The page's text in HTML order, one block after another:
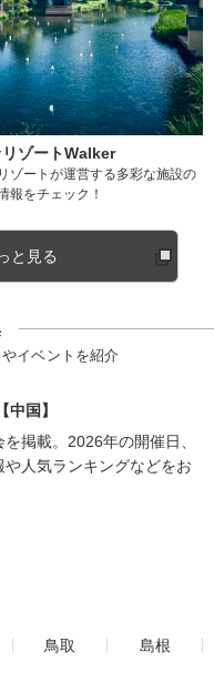
ゾートWalker
ゾートが運営する多彩な施設の
報をチェック！
と見る
イベントを紹介
国】
掲載。2026年の開催日、
人気ランキングなどをお
鳥取 島根